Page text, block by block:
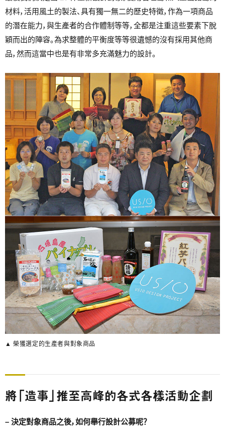
材料，活用風土的製法、具有獨一無二的歷史特徵，作為一項商品
的潛在能力，與生產者的合作體制等等，全都是注重這些要素下脫
穎而出的陣容。為求整體的平衡度等等很遺憾的沒有採用其他商
品，然而這當中也是有非常多充滿魅力的設計。
▲ 榮獲選定的生產者與對象商品
將「造事」推至高峰的各式各樣活動企劃
– 決定對象商品之後，如何舉行設計公募呢？